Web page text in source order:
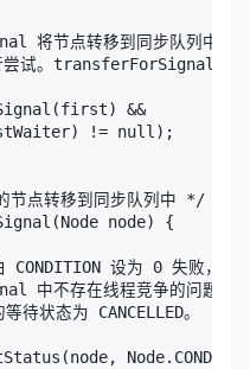
将节点转移到同步队列中，
试。transferForSignal 成
&&
!= null);
节点转移到同步队列中 */
node) {
CONDITION 设为 0 失败，则
中不存在线程竞争的问题，
待状态为 CANCELLED。